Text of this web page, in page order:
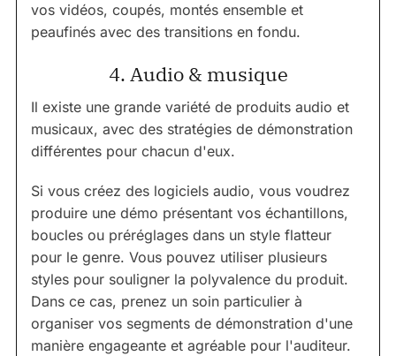
vos vidéos, coupés, montés ensemble et
peaufinés avec des transitions en fondu.
4. Audio & musique
Il existe une grande variété de produits audio et
musicaux, avec des stratégies de démonstration
différentes pour chacun d'eux.
Si vous créez des logiciels audio, vous voudrez
produire une démo présentant vos échantillons,
boucles ou préréglages dans un style flatteur
pour le genre. Vous pouvez utiliser plusieurs
styles pour souligner la polyvalence du produit.
Dans ce cas, prenez un soin particulier à
organiser vos segments de démonstration d'une
manière engageante et agréable pour l'auditeur.